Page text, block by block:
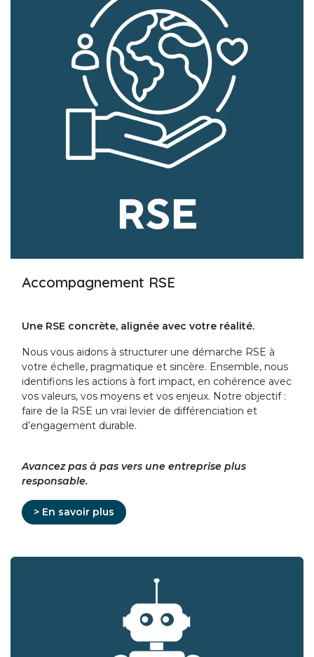
Accompagnement RSE
Une RSE concrète, alignée avec votre réalité.
Nous vous aidons à structurer une démarche RSE à
votre échelle, pragmatique et sincère. Ensemble, nous
identifions les actions à fort impact, en cohérence avec
vos valeurs, vos moyens et vos enjeux. Notre objectif :
faire de la RSE un vrai levier de différenciation et
d’engagement durable.
Avancez pas à pas vers une entreprise plus
responsable.
> En savoir plus